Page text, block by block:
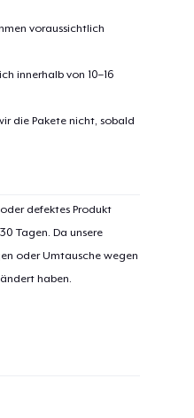
voraussichtlich
innerhalb von 10–16
die Pakete nicht, sobald
defektes Produkt
Tagen. Da unsere
oder Umtausche wegen
haben.